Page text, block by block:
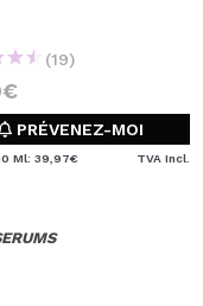
(19)
PRÉVENEZ-MOI
Ml: 39,97€ TVA Incl.